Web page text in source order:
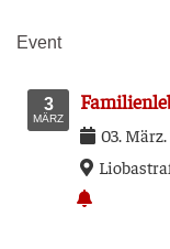
Event
3
MÄRZ
03. März.